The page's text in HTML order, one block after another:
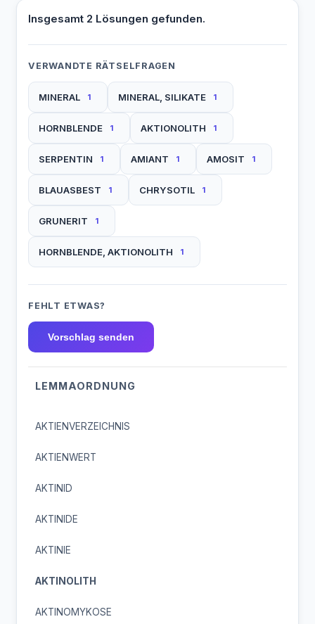
Insgesamt 2 Lösungen gefunden.
VERWANDTE RÄTSELFRAGEN
MINERAL 1 MINERAL, SILIKATE 1
HORNBLENDE 1 AKTIONOLITH 1
SERPENTIN 1 AMIANT 1 AMOSIT 1
BLAUASBEST 1 CHRYSOTIL 1
GRUNERIT 1
HORNBLENDE, AKTIONOLITH 1
FEHLT ETWAS?
Vorschlag senden
LEMMAORDNUNG
AKTIENVERZEICHNIS
AKTIENWERT
AKTINID
AKTINIDE
AKTINIE
AKTINOLITH
AKTINOMYKOSE